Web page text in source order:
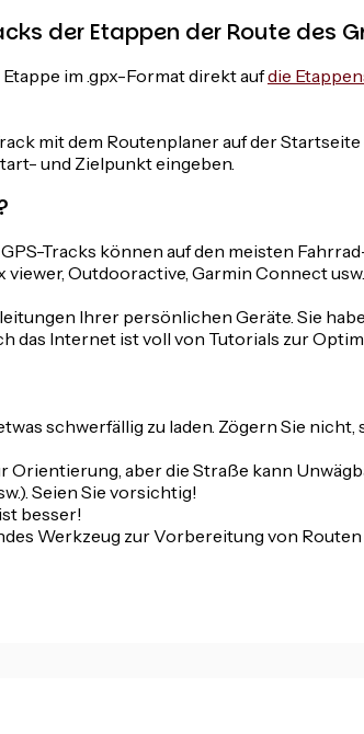
der Etappen der Route des
im .gpx-Format direkt aufdie
mit dem Routenplaner auf der
und Zielpunkt eingeben.
Tracks können auf den meisten
Outdooractive, Garmin Connect
Ihrer persönlichen Geräte. Sie
das Internet ist voll von Tutorials zur
schwerfällig zu laden. Zögern Sie
Orientierung, aber die Straße kann
Seien Sie vorsichtig!
besser!
Werkzeug zur Vorbereitung von